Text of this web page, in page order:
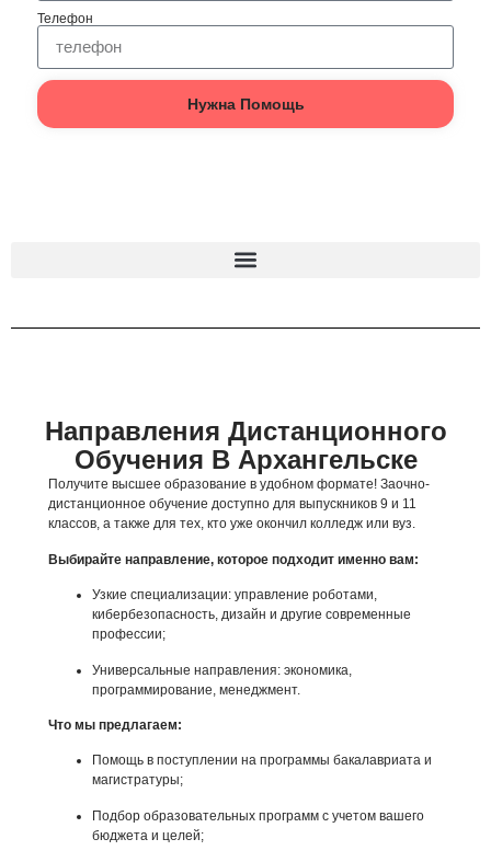
Телефон
Нужна Помощь
Направления Дистанционного
Обучения В Архангельске
Получите высшее образование в удобном формате! Заочно-
дистанционное обучение доступно для выпускников 9 и 11
классов, а также для тех, кто уже окончил колледж или вуз.
Выбирайте направление, которое подходит именно вам:
Узкие специализации: управление роботами,
кибербезопасность, дизайн и другие современные
профессии;
Универсальные направления: экономика,
программирование, менеджмент.
Что мы предлагаем:
Помощь в поступлении на программы бакалавриата и
магистратуры;
Подбор образовательных программ с учетом вашего
бюджета и целей;